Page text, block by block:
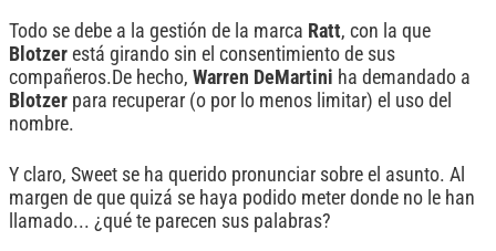
Todo se debe a la gestión de la marca Ratt, con la que
Blotzer está girando sin el consentimiento de sus
compañeros.De hecho, Warren DeMartini ha demandado a
Blotzer para recuperar (o por lo menos limitar) el uso del
nombre.
Y claro, Sweet se ha querido pronunciar sobre el asunto. Al
margen de que quizá se haya podido meter donde no le han
llamado... ¿qué te parecen sus palabras?